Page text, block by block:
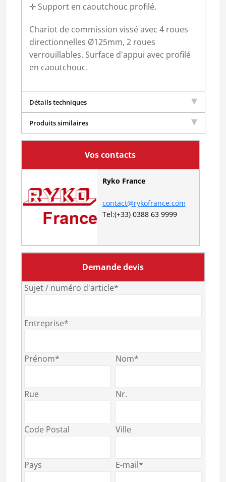
✛ Support en caoutchouc profilé.
Chariot de commission vissé avec 4 roues
directionnelles Ø125mm, 2 roues
verrouillables. Surface d'appui avec profilé
en caoutchouc.
Détails techniques
Produits similaires
Vos contacts
Ryko France
contact@rykofrance.com
Tel:(+33) 0388 63 9999
Demande devis
Sujet / numéro d'article*
Entreprise*
Prénom* Nom*
Rue Nr.
Code Postal Ville
Pays E-mail*